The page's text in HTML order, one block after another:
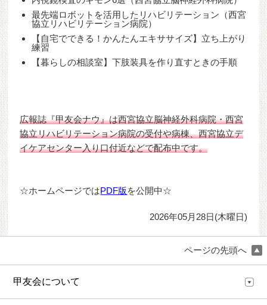
最先端ロボットを活用したリハビリテーション（西宮
協立リハビリテーション病院）
【自宅でできる！かんたんエキササイズ】立ち上がり
練習
【暮らしの相談室】下肢装具を作り直すときの手順
広報誌『甲友会ナウ』は西宮協立脳神経外科病院・西宮
協立リハビリテーション病院の受付や病棟、西宮協立デ
イケアセンター入り口付近などで配布中です。
☆ホームページではPDF版を公開中☆
2026年05月28日(木曜日)
ページの先頭へ
甲友会について